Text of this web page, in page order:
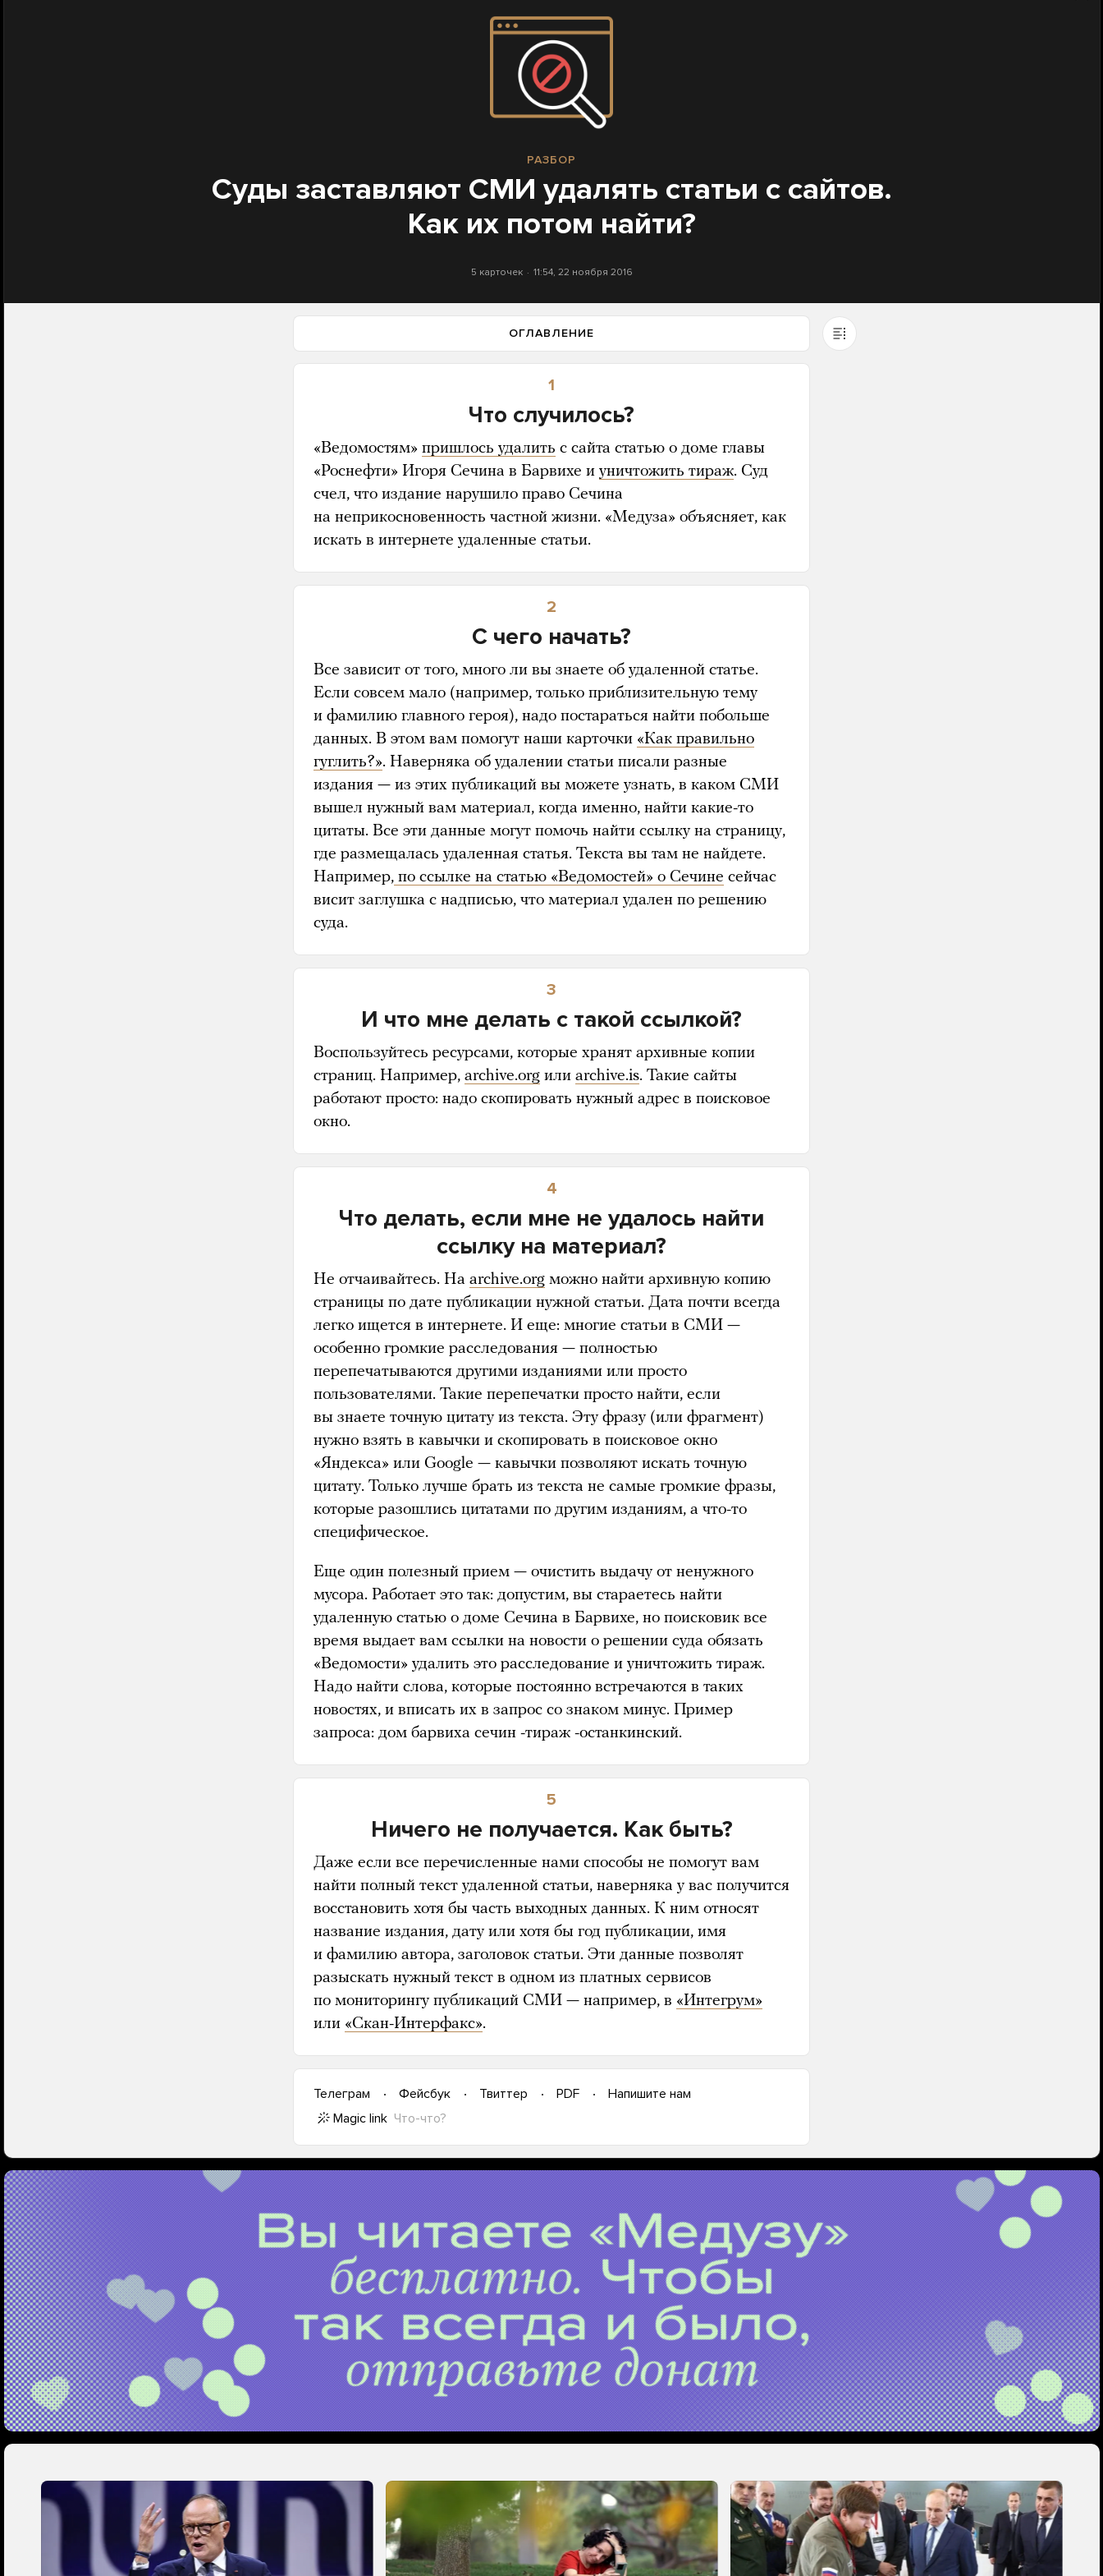
РАЗБОР
Суды заставляют СМИ удалять статьи с сайтов.
Как их потом найти?
5 карточек 11:54, 22 ноября 2016
ОГЛАВЛЕНИЕ
1
Что случилось?
«Ведомостям» пришлось удалить с сайта статью о доме главы
«Роснефти» Игоря Сечина в Барвихе и уничтожить тираж. Суд
счел, что издание нарушило право Сечина
на неприкосновенность частной жизни. «Медуза» объясняет, как
искать в интернете удаленные статьи.
2
С чего начать?
Все зависит от того, много ли вы знаете об удаленной статье.
Если совсем мало (например, только приблизительную тему
и фамилию главного героя), надо постараться найти побольше
данных. В этом вам помогут наши карточки «Как правильно
гуглить?». Наверняка об удалении статьи писали разные
издания — из этих публикаций вы можете узнать, в каком СМИ
вышел нужный вам материал, когда именно, найти какие-то
цитаты. Все эти данные могут помочь найти ссылку на страницу,
где размещалась удаленная статья. Текста вы там не найдете.
Например, по ссылке на статью «Ведомостей» о Сечине сейчас
висит заглушка с надписью, что материал удален по решению
суда.
3
И что мне делать с такой ссылкой?
Воспользуйтесь ресурсами, которые хранят архивные копии
страниц. Например, archive.org или archive.is. Такие сайты
работают просто: надо скопировать нужный адрес в поисковое
окно.
4
Что делать, если мне не удалось найти
ссылку на материал?
Не отчаивайтесь. На archive.org можно найти архивную копию
страницы по дате публикации нужной статьи. Дата почти всегда
легко ищется в интернете. И еще: многие статьи в СМИ —
особенно громкие расследования — полностью
перепечатываются другими изданиями или просто
пользователями. Такие перепечатки просто найти, если
вы знаете точную цитату из текста. Эту фразу (или фрагмент)
нужно взять в кавычки и скопировать в поисковое окно
«Яндекса» или Google — кавычки позволяют искать точную
цитату. Только лучше брать из текста не самые громкие фразы,
которые разошлись цитатами по другим изданиям, а что-то
специфическое.
Еще один полезный прием — очистить выдачу от ненужного
мусора. Работает это так: допустим, вы стараетесь найти
удаленную статью о доме Сечина в Барвихе, но поисковик все
время выдает вам ссылки на новости о решении суда обязать
«Ведомости» удалить это расследование и уничтожить тираж.
Надо найти слова, которые постоянно встречаются в таких
новостях, и вписать их в запрос со знаком минус. Пример
запроса: дом барвиха сечин -тираж -останкинский.
5
Ничего не получается. Как быть?
Даже если все перечисленные нами способы не помогут вам
найти полный текст удаленной статьи, наверняка у вас получится
восстановить хотя бы часть выходных данных. К ним относят
название издания, дату или хотя бы год публикации, имя
и фамилию автора, заголовок статьи. Эти данные позволят
разыскать нужный текст в одном из платных сервисов
по мониторингу публикаций СМИ — например, в «Интегрум»
или «Скан-Интерфакс».
Телеграм Фейсбук Твиттер PDF
Напишите нам
Magic link Что-что?